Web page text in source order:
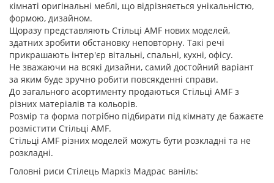
кімнаті оригінальні меблі, що відрізняється унікальністю,
формою, дизайном.
Щоразу представляють Стільці AMF нових моделей,
здатних зробити обстановку неповторну. Такі речі
прикрашають інтер'єр вітальні, спальні, кухні, офісу.
Не зважаючи на всякі дизайни, самий достойний варіант
за яким буде зручно робити повсякденні справи.
До загального асортименту продаються Стільці AMF з
різних матеріалів та кольорів.
Розмір та форма потрібно підбирати під кімнату де бажаєте
розмістити Стільці AMF.
Стільці AMF різних моделей можуть бути розкладні та не
розкладні.
Головні риси Стілець Маркіз Мадрас ваніль: